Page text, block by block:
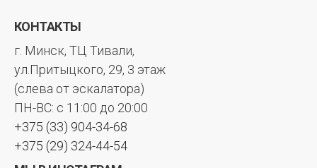
КОНТАКТЫ
г. Минск, ТЦ Тивали,
ул.Притыцкого, 29, 3 этаж
(слева от эскалатора)
ПН-ВС: с 11:00 до 20:00
+375 (33) 904-34-68
+375 (29) 324-44-54